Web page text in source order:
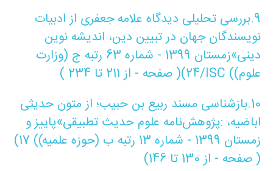
9. بررسی تحلیلی دیدگاه‌‌ علامه جعفری از ادبیات
نویسندگان جهان در تبیین دین، اندیشه نوین
دینی»زمستان 1399 - شماره 63 رتبه ج (وزارت
علوم)/ISC (
24)( صفحه - از 211 تا 234 )
10. بازشناسی مسند ربیع بن حبیب؛ از متون حدیثی
اباضیه، :پژوهش‌نامه علوم حدیث تطبیقی»پاییز و
زمستان 1399 - شماره 13 رتبه ب (حوزه علمیه)
(
17
)
( صفحه - از 130 تا 146)